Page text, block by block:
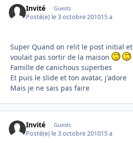
Invité Guests
Posté(e) le 3 octobre 201015 a
Super Quand on relit le post initial
voulait pas sortir de la maison
Famille de canichous superbes
Et puis le slide et ton avatar, j'adore
Mais je ne sais pas faire
Invité Guests
Posté(e) le 3 octobre 201015 a